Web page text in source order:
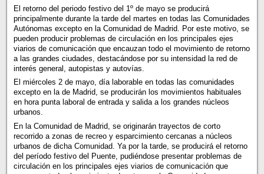
El retorno del periodo festivo del 1º de mayo se producirá
principalmente durante la tarde del martes en todas las Comunidades
Autónomas excepto en la Comunidad de Madrid. Por este motivo, se
pueden producir problemas de circulación en los principales ejes
viarios de comunicación que encauzan todo el movimiento de retorno
a las grandes ciudades, destacándose por su intensidad la red de
interés general, autopistas y autovías.
El miércoles 2 de mayo, día laborable en todas las comunidades
excepto en la de Madrid, se producirán los movimientos habituales
en hora punta laboral de entrada y salida a los grandes núcleos
urbanos.
En la Comunidad de Madrid, se originarán trayectos de corto
recorrido a zonas de recreo y esparcimiento cercanas a núcleos
urbanos de dicha Comunidad. Ya por la tarde, se producirá el retorno
del período festivo del Puente, pudiéndose presentar problemas de
circulación en los principales ejes viarios de comunicación que